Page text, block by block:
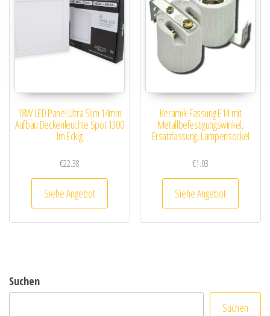
18W LED Panel Ultra Slim 14mm
Aufbau Deckenleuchte Spot 1300
lm Eckig
€22.38
Siehe Angebot
Keramik-Fassung E14 mit
Metallbefestigungswinkel,
Ersatzfassung, Lampensockel
€1.03
Siehe Angebot
Suchen
Suchen